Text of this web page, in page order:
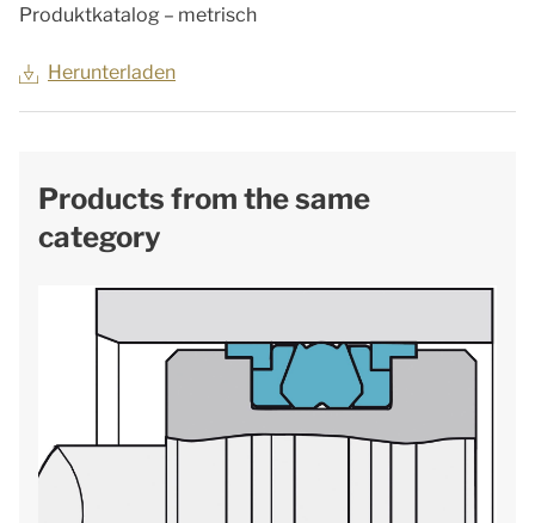
Produktkatalog – metrisch
Herunterladen
Products from the same
category